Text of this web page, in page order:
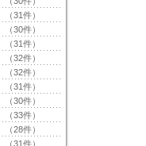
（31件）
（30件）
（31件）
（32件）
（32件）
（31件）
（30件）
（33件）
（28件）
（31件）